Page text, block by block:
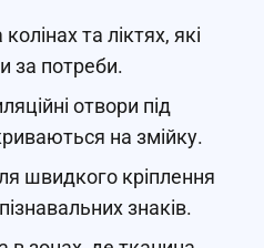
та ліктях, які
за потреби.
отвори під
на змійку.
швидкого кріплення
знаків.